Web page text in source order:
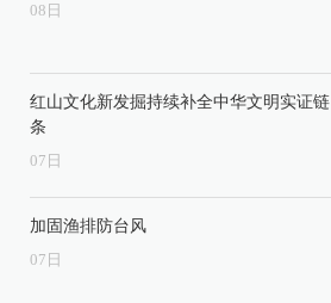
08 日
红山文化新发掘持续补全中华文明实证链
条
07 日
加固渔排防台风
07 日